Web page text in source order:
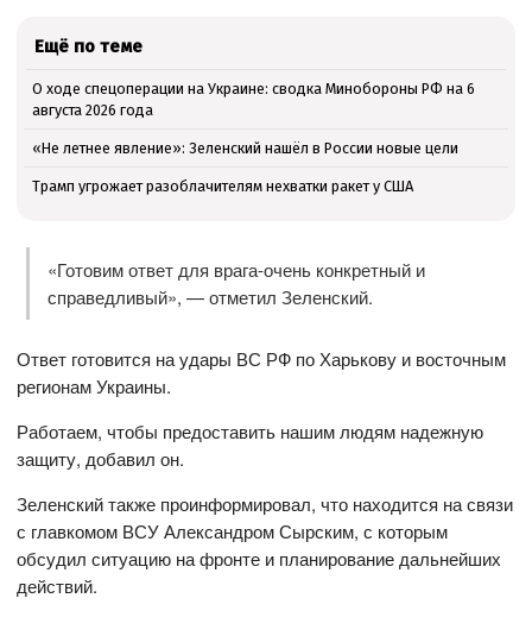
Ещё по теме
О ходе спецоперации на Украине: сводка Минобороны РФ на 6
августа 2026 года
«Не летнее явление»: Зеленский нашёл в России новые цели
Трамп угрожает разоблачителям нехватки ракет у США
«Готовим ответ для врага-очень конкретный и
справедливый», — отметил Зеленский.
Ответ готовится на удары ВС РФ по Харькову и восточным
регионам Украины.
Работаем, чтобы предоставить нашим людям надежную
защиту, добавил он.
Зеленский также проинформировал, что находится на связи
с главкомом ВСУ Александром Сырским, с которым
обсудил ситуацию на фронте и планирование дальнейших
действий.